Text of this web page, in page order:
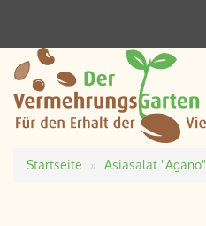
Pfadnavigation
Startseite Asiasalat "Agano"